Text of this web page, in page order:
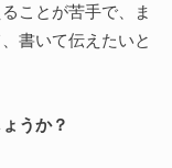
ことが苦手で、ま
書いて伝えたいと
うか？